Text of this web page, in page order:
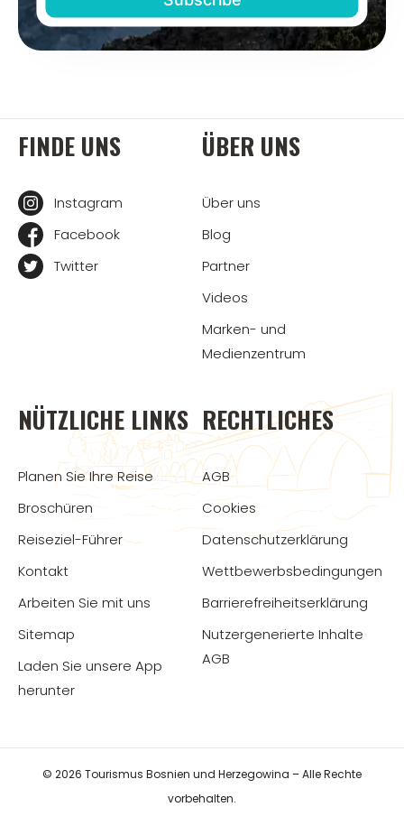
FINDE UNS
Instagram
Facebook
Twitter
ÜBER UNS
Über uns
Blog
Partner
Videos
Marken- und
Medienzentrum
NÜTZLICHE LINKS
Planen Sie Ihre Reise
Broschüren
Reiseziel-Führer
Kontakt
Arbeiten Sie mit uns
Sitemap
Laden Sie unsere App
herunter
RECHTLICHES
AGB
Cookies
Datenschutzerklärung
Wettbewerbsbedingungen
Barrierefreiheitserklärung
Nutzergenerierte Inhalte
AGB
© 2026 Tourismus Bosnien und Herzegowina – Alle Rechte
vorbehalten.